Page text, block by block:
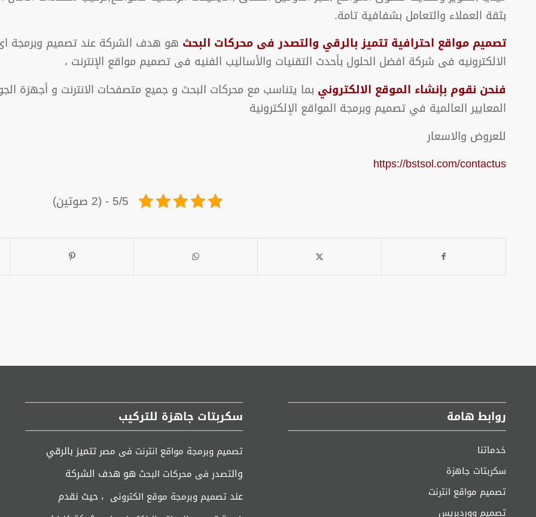
بثقة العملاء والتعامل بشفافية تامة.
تصميم مواقع احترافية تتميز بالرقي والتصدر فى محركات البحث هو هدف الشركة عند تصميم وبرمجة
الالكترونيه فى شركة افضل الحلول بأحدث التقنيات والأساليب الفنيه فى تصميم مواقع الإنترنت ،
فنحن نقوم بإنشاء الموقع الالكتروني بما يتناسب مع محركات البحث و جميع متصفحات الانترنت و أجهزة
المعايير العالمية في تصميم وبرمجة المواقع الإلكترونية
للعروض والاسعار
https://bstsol.com/contactus
5/5 - (2 صوتين)
روابط هامة
خدماتنا
سكربتات جاهزة
تصميم مواقع انترنت
تصميم ووردبريس
سكربتات جاهزة للتركيب
تصميم وبرمجة مواقع انترنت فى مصرتتميز بالرقي
والتصدر فى محركات البحث هو هدف الشركة
عندتصميم وبرمجة موقع الكترونى ، حيث نقدم